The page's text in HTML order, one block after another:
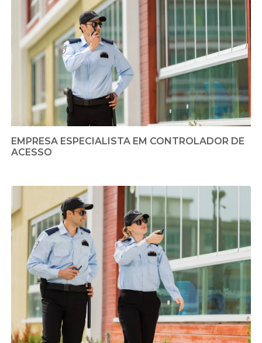
EMPRESA ESPECIALISTA EM CONTROLADOR DE
ACESSO